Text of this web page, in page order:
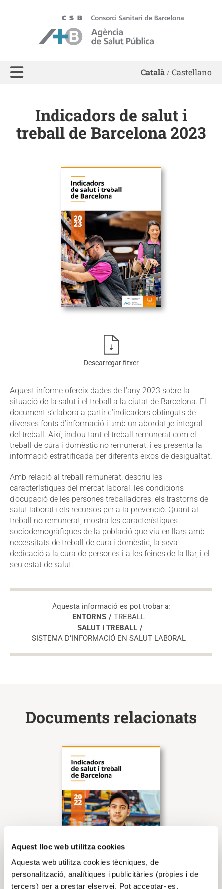
Aquest lloc web utilitza cookies
Aquesta web utilitza cookies tècniques, de
personalització, analítiques i publicitàries (pròpies i de
tercers) per a prestar elservei. Pot acceptar-les,
ASPB - Agència de Salut Pública de Barcelona
Català Castellano
Indicadors de salut i
treball de Barcelona 2023
Descarregar fitxer
Aquest informe ofereix dades de l’any 2023 sobre la
situació de la salut i el treball a la ciutat de Barcelona. El
document s’elabora a partir d’indicadors obtinguts de
diverses fonts d’informació i amb un abordatge integral
del treball. Així, inclou tant el treball remunerat com el
treball de cura i domèstic no remunerat, i es presenta la
informació estratificada per diferents eixos de desigualtat.
Amb relació al treball remunerat, descriu les
característiques del mercat laboral, les condicions
d’ocupació de les persones treballadores, els trastorns de
salut laboral i els recursos per a la prevenció. Quant al
treball no remunerat, mostra les característiques
sociodemogràfiques de la població que viu en llars amb
necessitats de treball de cura i domèstic, la seva
dedicació a la cura de persones i a les feines de la llar, i el
seu estat de salut.
Aquesta informació es pot trobar a:
ENTORNS
TREBALL
SALUT I TREBALL
SISTEMA D’INFORMACIÓ EN SALUT LABORAL
Documents relacionats